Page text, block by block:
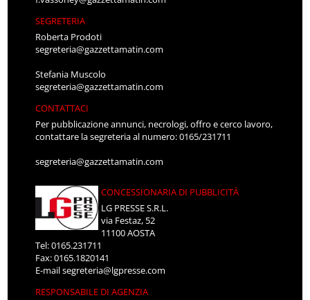
SEGRETERIA
Roberta Prodoti
segreteria@gazzettamatin.com
Stefania Muscolo
segreteria@gazzettamatin.com
CONTATTACI
Per pubblicazione annunci, necrologi, offro e cerco lavoro,
contattare la segreteria al numero: 0165/231711
segreteria@gazzettamatin.com
CONCESSIONARIA DI PUBBLICITÀ
LG PRESSE S.R.L.
via Festaz, 52
11100 AOSTA
Tel: 0165.231711
Fax: 0165.1820141
E-mailsegreteria@lgpresse.com
RESPONSABILE DI AGENZIA